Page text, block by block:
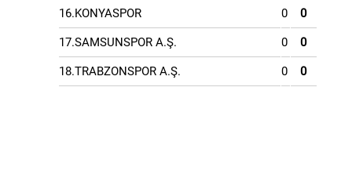
16.KONYASPOR 0 0
17.SAMSUNSPOR A.Ş. 0 0
18.TRABZONSPOR A.Ş. 0 0